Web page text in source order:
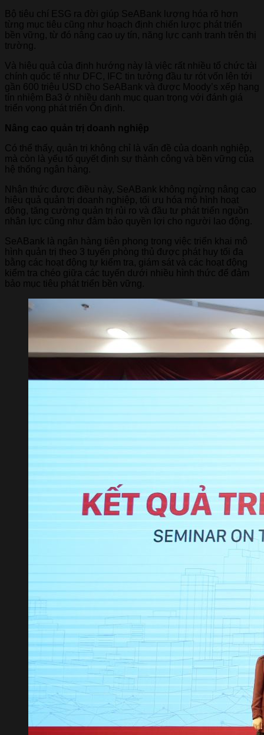
Bộ tiêu chí ESG ra đời giúp SeABank lượng hóa rõ hơn
từng mục tiêu cũng như hoạch định chiến lược phát triển
bền vững, từ đó nâng cao uy tín, năng lực cạnh tranh trên thị
trường.
Và hiệu quả của định hướng này là việc rất nhiều tổ chức tài
chính quốc tế như DFC, IFC tin tưởng đầu tư rót vốn lên tới
gần 600 triệu USD cho SeABank và được Moody’s xếp hạng
tín nhiệm Ba3 ở nhiều danh mục quan trọng với đánh giá
triển vọng phát triển Ổn định.
Nâng cao quản trị doanh nghiệp
Có thể thấy, quản trị không chỉ là vấn đề của doanh nghiệp,
mà còn là yếu tố quyết định sự thành công và bền vững của
hệ thống ngân hàng.
Nhận thức được điều này, SeABank không ngừng nâng cao
hiệu quả quản trị doanh nghiệp, tối ưu hóa mô hình hoạt
động, tăng cường quản trị rủi ro và đầu tư phát triển nguồn
nhân lực cũng như đảm bảo quyền lợi cho người lao động.
SeABank là ngân hàng tiên phong trong việc triển khai mô
hình quản trị theo 3 tuyến phòng thủ được phát huy tối đa
bằng các hoạt động tự kiểm tra, giám sát và các hoạt động
kiểm tra chéo giữa các tuyến dưới nhiều hình thức để đảm
bảo mục tiêu phát triển bền vững.